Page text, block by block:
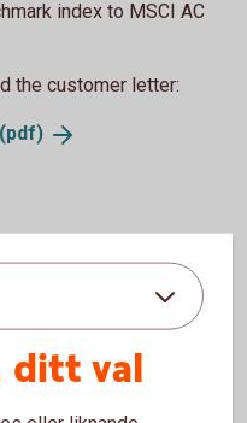
index to MSCI AC
the customer letter:
(pdf)
ditt val